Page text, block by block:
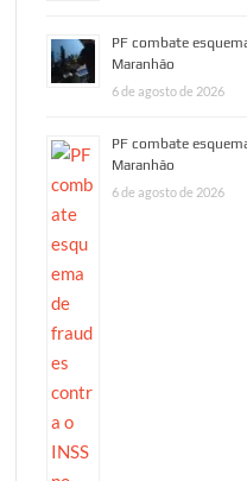
PF combate
Maranhão
6 de agosto de 2026
PF combate
Maranhão
6 de agosto de 2026